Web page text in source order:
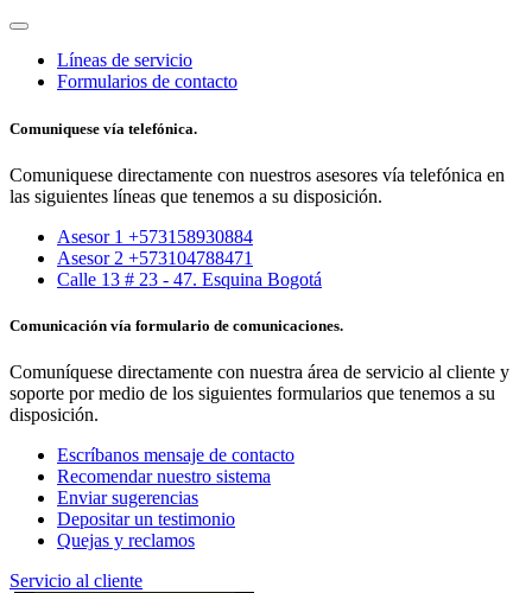
Líneas de servicio
Formularios de contacto
Comuniquese vía telefónica.
Comuniquese directamente con nuestros asesores vía telefónica en
las siguientes líneas que tenemos a su disposición.
Asesor 1 +573158930884
Asesor 2 +573104788471
Calle 13 # 23 - 47. Esquina Bogotá
Comunicación vía formulario de comunicaciones.
Comuníquese directamente con nuestra área de servicio al cliente y
soporte por medio de los siguientes formularios que tenemos a su
disposición.
Escríbanos mensaje de contacto
Recomendar nuestro sistema
Enviar sugerencias
Depositar un testimonio
Quejas y reclamos
Servicio al cliente